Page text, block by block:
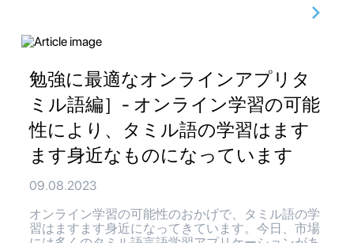
勉強に最適なオンラインアプリタ
ミル語編］- オンライン学習の可能
性により、タミル語の学習はます
ます身近なものになっています
09.08.2023
オンライン学習の可能性のおかげで、タミル語の学
習はますます身近になってきています。今日、市場